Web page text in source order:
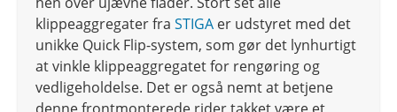
klippeaggregater fra STIGA er udstyret med det
unikke Quick Flip-system, som gør det lynhurtigt
at vinkle klippeaggregatet for rengøring og
vedligeholdelse. Det er også nemt at betjene